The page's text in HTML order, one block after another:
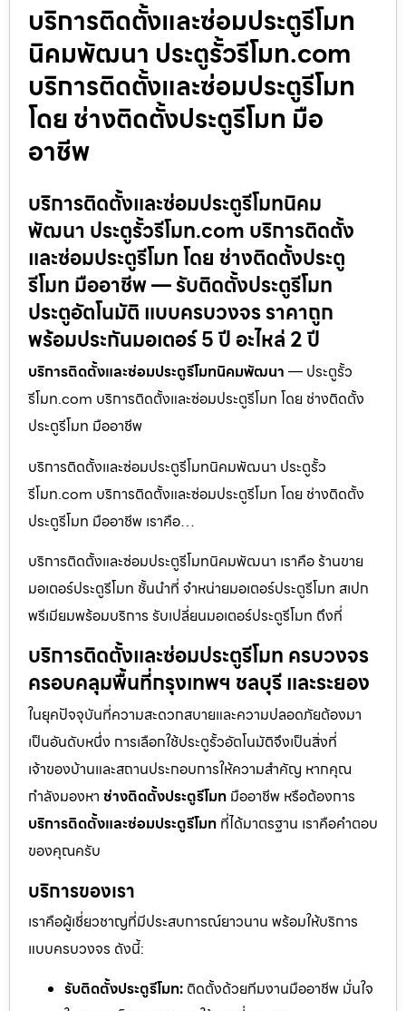
บริการติดตั้งและซ่อมประตูรีโมท
นิคมพัฒนา ประตูรั้วรีโมท.com
บริการติดตั้งและซ่อมประตูรีโมท
โดย ช่างติดตั้งประตูรีโมท มือ
อาชีพ
บริการติดตั้งและซ่อมประตูรีโมทนิคม
พัฒนา ประตูรั้วรีโมท.com บริการติดตั้ง
และซ่อมประตูรีโมท โดย ช่างติดตั้งประตู
รีโมท มืออาชีพ — รับติดตั้งประตูรีโมท
ประตูอัตโนมัติ แบบครบวงจร ราคาถูก
พร้อมประกันมอเตอร์ 5 ปี อะไหล่ 2 ปี
บริการติดตั้งและซ่อมประตูรีโมทนิคมพัฒนา — ประตูรั้ว
รีโมท.com บริการติดตั้งและซ่อมประตูรีโมท โดย ช่างติดตั้ง
ประตูรีโมท มืออาชีพ
บริการติดตั้งและซ่อมประตูรีโมทนิคมพัฒนา ประตูรั้ว
รีโมท.com บริการติดตั้งและซ่อมประตูรีโมท โดย ช่างติดตั้ง
ประตูรีโมท มืออาชีพ เราคือ…
บริการติดตั้งและซ่อมประตูรีโมทนิคมพัฒนา เราคือ ร้านขาย
มอเตอร์ประตูรีโมท ชั้นนำที่ จำหน่ายมอเตอร์ประตูรีโมท สเปก
พรีเมียมพร้อมบริการ รับเปลี่ยนมอเตอร์ประตูรีโมท ถึงที่
บริการติดตั้งและซ่อมประตูรีโมท ครบวงจร
ครอบคลุมพื้นที่กรุงเทพฯ ชลบุรี และระยอง
ในยุคปัจจุบันที่ความสะดวกสบายและความปลอดภัยต้องมา
เป็นอันดับหนึ่ง การเลือกใช้ประตูรั้วอัตโนมัติจึงเป็นสิ่งที่
เจ้าของบ้านและสถานประกอบการให้ความสำคัญ หากคุณ
กำลังมองหา ช่างติดตั้งประตูรีโมท มืออาชีพ หรือต้องการ
บริการติดตั้งและซ่อมประตูรีโมท ที่ได้มาตรฐาน เราคือคำตอบ
ของคุณครับ
บริการของเรา
เราคือผู้เชี่ยวชาญที่มีประสบการณ์ยาวนาน พร้อมให้บริการ
แบบครบวงจร ดังนี้:
รับติดตั้งประตูรีโมท: ติดตั้งด้วยทีมงานมืออาชีพ มั่นใจ